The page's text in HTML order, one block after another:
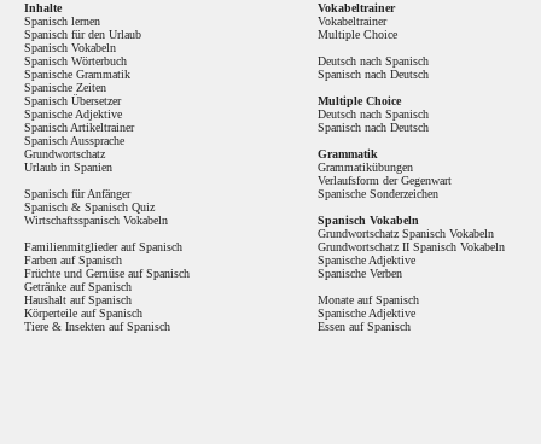
Inhalte
Spanisch lernen
Spanisch für den Urlaub
Spanisch Vokabeln
Spanisch Wörterbuch
Spanische Grammatik
Spanische Zeiten
Spanisch Übersetzer
Spanische Adjektive
Spanisch Artikeltrainer
Spanisch Aussprache
Grundwortschatz
Urlaub in Spanien
Spanisch für Anfänger
Spanisch & Spanisch Quiz
Wirtschaftsspanisch Vokabeln
Familienmitglieder auf Spanisch
Farben auf Spanisch
Früchte und Gemüse auf Spanisch
Getränke auf Spanisch
Haushalt auf Spanisch
Körperteile auf Spanisch
Tiere & Insekten auf Spanisch
Vokabeltrainer
Vokabeltrainer
Multiple Choice
Deutsch nach Spanisch
Spanisch nach Deutsch
Multiple Choice
Deutsch nach Spanisch
Spanisch nach Deutsch
Grammatik
Grammatikübungen
Verlaufsform der Gegenwart
Spanische Sonderzeichen
Spanisch Vokabeln
Grundwortschatz Spanisch Vokabeln
Grundwortschatz II Spanisch Vokabeln
Spanische Adjektive
Spanische Verben
Monate auf Spanisch
Spanische Adjektive
Essen auf Spanisch